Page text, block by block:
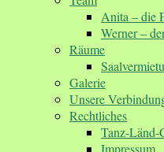
Anita – die
Werner –
Räume
Galerie
Unsere
Rechtliches
Tanz-Länd-
Impressum